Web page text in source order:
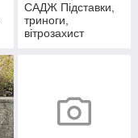
САДЖ Підставки,
триноги,
вітрозахист